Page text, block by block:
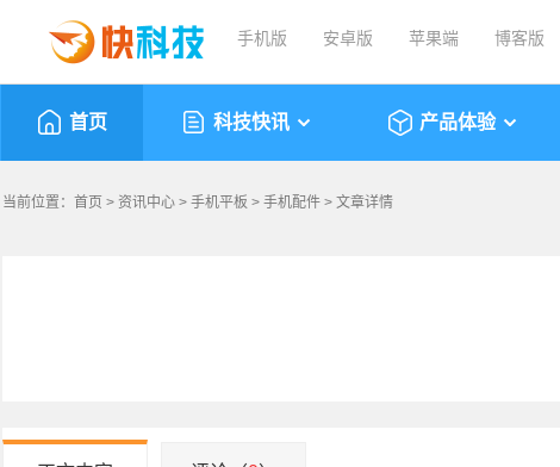
手机版 安卓版 苹果端 博客版
首页 科技快讯 产品体验
当前位置： 首页 > 资讯中心 > 手机平板 > 手机配件 > 文章详情